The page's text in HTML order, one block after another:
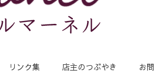
リンク集 店主のつぶやき お